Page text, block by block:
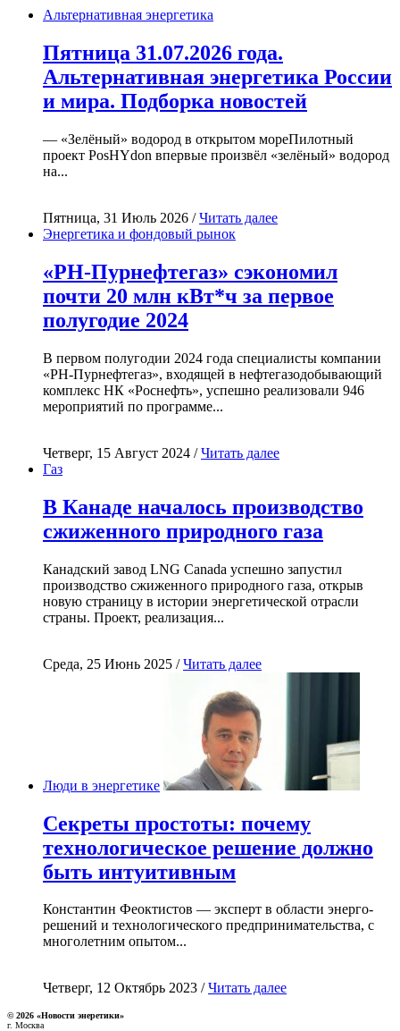
Альтернативная энергетика
Пятница 31.07.2026 года.
Альтернативная энергетика России
и мира. Подборка новостей
— «Зелёный» водород в открытом мореПилотный
проект PosHYdon впервые произвёл «зелёный» водород
на...
Пятница, 31 Июль 2026 /Читать далее
Энергетика и фондовый рынок
«РН-Пурнефтегаз» сэкономил
почти 20 млн кВт*ч за первое
полугодие 2024
В первом полугодии 2024 года специалисты компании
«РН-Пурнефтегаз», входящей в нефтегазодобывающий
комплекс НК «Роснефть», успешно реализовали 946
мероприятий по программе...
Четверг, 15 Август 2024 /Читать далее
Газ
В Канаде началось производство
сжиженного природного газа
Канадский завод LNG Canada успешно запустил
производство сжиженного природного газа, открыв
новую страницу в истории энергетической отрасли
страны. Проект, реализация...
Среда, 25 Июнь 2025 /Читать далее
Люди в энергетике
Секреты простоты: почему
технологическое решение должно
быть интуитивным
Константин Феоктистов — эксперт в области энерго-
решений и технологического предпринимательства, с
многолетним опытом...
Четверг, 12 Октябрь 2023 /Читать далее
© 2026 «Новости энеретики»
г. Москва